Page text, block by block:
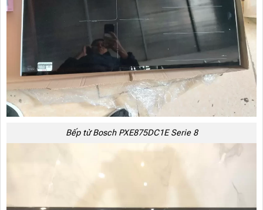
Bếp từ Bosch PXE875DC1E Serie 8